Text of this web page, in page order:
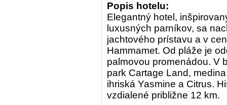
Popis hotelu:
Elegantný hotel,
luxusných parníkov, sa
jachtového prístavu a v
Hammamet. Od pláže je
palmovou promenádou. V
park Cartage Land,
ihriská Yasmine a Citrus.
vzdialené približne 12 km.